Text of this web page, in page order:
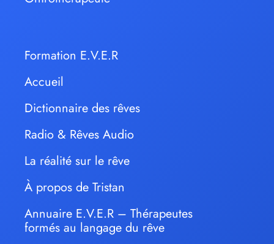
Formation E.V.E.R
Accueil
Dictionnaire des rêves
Radio & Rêves Audio
La réalité sur le rêve
À propos de Tristan
Annuaire E.V.E.R – Thérapeutes
formés au langage du rêve